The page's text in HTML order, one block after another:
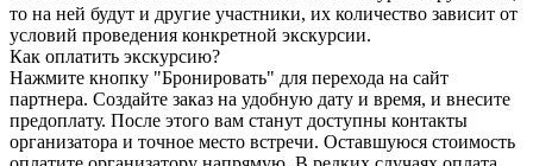
то на ней будут и другие участники, их количество зависит от
условий проведения конкретной экскурсии.
Как оплатить экскурсию?
Нажмите кнопку "Бронировать" для перехода на сайт
партнера. Создайте заказ на удобную дату и время, и внесите
предоплату. После этого вам станут доступны контакты
организатора и точное место встречи. Оставшуюся стоимость